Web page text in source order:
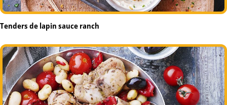
Tenders de lapin sauce ranch